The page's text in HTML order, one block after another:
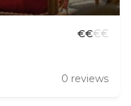
€€€€
0 reviews